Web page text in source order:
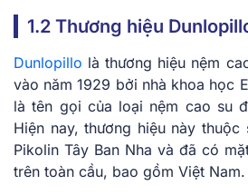
1.2 Thương hiệu
Dunlopillo là thương hiệu nệm
vào năm 1929 bởi nhà khoa học
là tên gọi của loại nệm cao su
Hiện nay, thương hiệu này
Pikolin Tây Ban Nha và đã có
trên toàn cầu, bao gồm Việt Nam.